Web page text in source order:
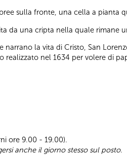
sulla fronte, una cella a pianta
da una cripta nella quale rimane
la vita di Cristo, San
realizzato nel 1634 per volere di
ore 9.00 - 19.00).
anche il giorno stesso sul posto.